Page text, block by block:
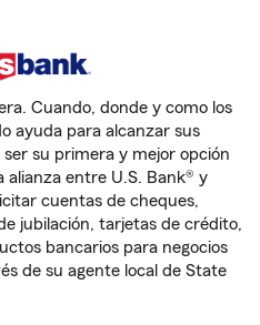
Cuando, donde y como los
ayuda para alcanzar sus
su primera y mejor opción
alianza entre U.S. Bank® y
cuentas de cheques,
jubilación, tarjetas de crédito,
bancarios para negocios
de su agente local de State